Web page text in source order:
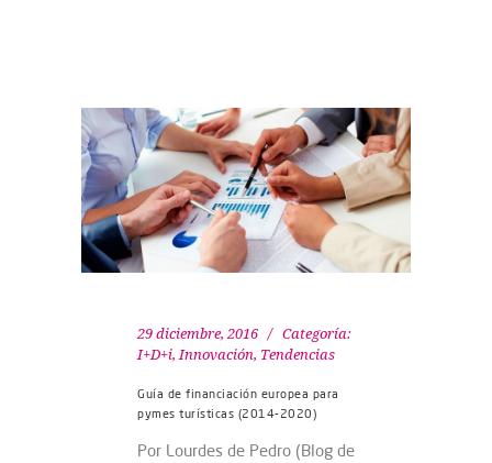
29 diciembre, 2016
Categoría:
I+D+i,Innovación, Tendencias
Guía de financiación europea para
pymes turísticas (2014-2020)
Por Lourdes de Pedro (Blog de